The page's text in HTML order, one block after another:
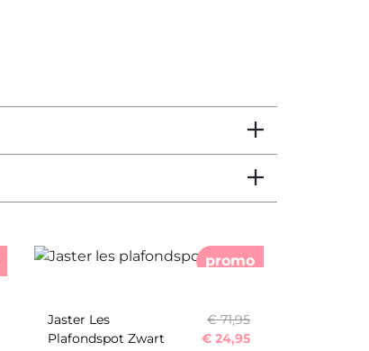
promo
Jaster Les
Plafondspot Zwart
€ 71,95
€ 24,95